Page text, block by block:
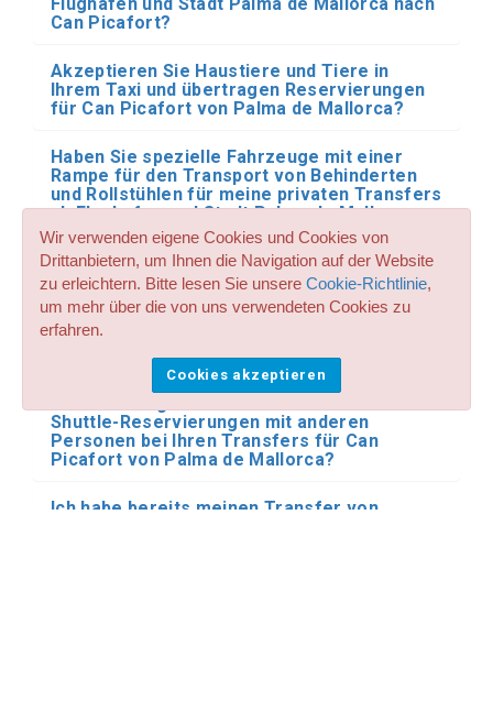
Can Picafort?
Akzeptieren Sie Haustiere und Tiere in
Ihrem Taxi und übertragen Reservierungen
für Can Picafort von Palma de Mallorca?
Haben Sie spezielle Fahrzeuge mit einer
Rampe für den Transport von Behinderten
und Rollstühlen für meine privaten Transfers
ab Flughafen und Stadt Palma de Mallorca
nach Can Picafort?
Ich brauche einen privaten Transfer von
Flughafen und Stadt Palma de Mallorca nach
Can Picafort mit dem Minibus oder Bus.
Haben Sie diese Art von Transport für Can
Picafort von Palma de Mallorca?
Shuttle-Reservierungen mit anderen
Personen bei Ihren Transfers für Can
Picafort von Palma de Mallorca?
Ich habe bereits meinen Transfer von
Wir verwenden eigene Cookies und Cookies von
Drittanbietern, um Ihnen die Navigation auf der Website
zu erleichtern. Bitte lesen Sie unsere Cookie-Richtlinie,
um mehr über die von uns verwendeten Cookies zu
erfahren.
Cookies akzeptieren